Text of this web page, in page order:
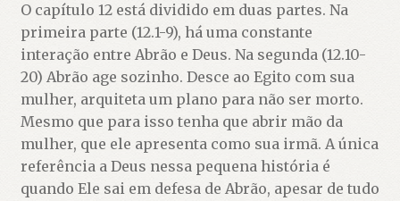
O capítulo 12 está dividido em duas partes. Na
primeira parte (12.1-9), há uma constante
interação entre Abrão e Deus. Na segunda (12.10-
20) Abrão age sozinho. Desce ao Egito com sua
mulher, arquiteta um plano para não ser morto.
Mesmo que para isso tenha que abrir mão da
mulher, que ele apresenta como sua irmã. A única
referência a Deus nessa pequena história é
quando Ele sai em defesa de Abrão, apesar de tudo